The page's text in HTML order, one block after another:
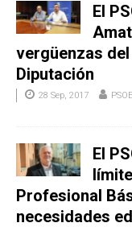
El
vergüenzas
Diputación
28 Sep, 2017
El
Profesional
necesidades